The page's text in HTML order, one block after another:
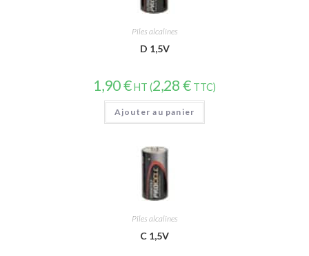
Piles alcalines
D 1,5V
1,90€HT (2,28 € TTC)
Ajouter au panier
Piles alcalines
C 1,5V